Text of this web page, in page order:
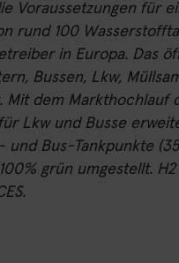
Voraussetzungen für
rund 100
in Europa. Das
Bussen, Lkw,
Mit dem
Lkw und Busse
und Bus-Tankpunkte
grün umgestellt.